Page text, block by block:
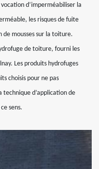
d’imperméabiliser la
les risques de fuite
de mousses sur la toiture.
de toiture, fourni les
Les produits hydrofuges
choisis pour ne pas
d’application de
sens.